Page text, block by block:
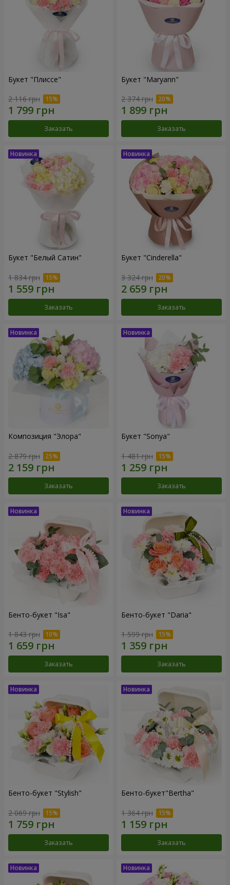
Букет "Плиссе"
2 116 грн
Заказать
Букет "Maryann"
2 374 грн
Заказать
Букет "Белый Сатин"
1 834 грн
Заказать
Букет "Cinderella"
3 324 грн
Заказать
Композиция "Элора"
2 879 грн
Заказать
Букет "Sonya"
1 481 грн
Заказать
Бенто-букет "Isa"
1 843 грн
Заказать
Бенто-букет "Daria"
1 599 грн
Заказать
Бенто-букет "Stylish"
2 069 грн
Заказать
Бенто-букет"Bertha"
1 364 грн
Заказать